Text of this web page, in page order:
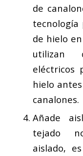
de
tecnología
de hielo
utilizan
eléctricos
hielo
canalones.
Añade
tejado
aislado,